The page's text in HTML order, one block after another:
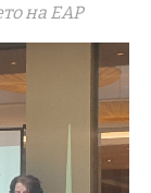
на ЕАР